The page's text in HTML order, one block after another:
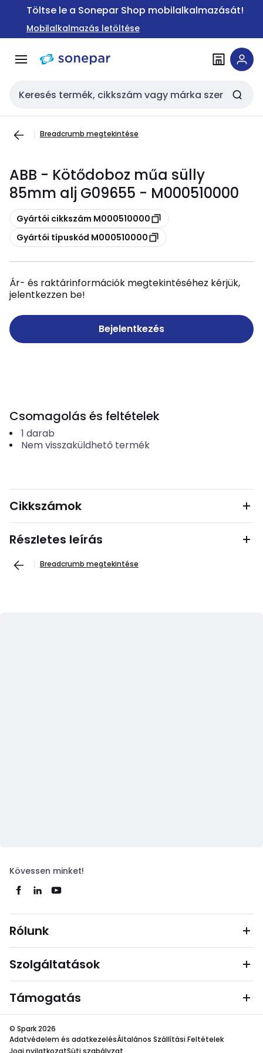
Ugrás a
Ugrás a
tartalomra
Töltse le a Sonepar Shop mobilalkalmazását!
Mobilalkalmazás letöltése
Keresési bemenet
Breadcrumb megtekintése
ABB - Kötődoboz műa sülly
85mm alj G09655 - M000510000
Másolás
Gyártói cikkszám M000510000
Másolás
Gyártói típuskód M000510000
Ár- és raktárinformációk megtekintéséhez kérjük,
jelentkezzen be!
Bejelentkezés
Csomagolás és feltételek
1 darab
Nem visszaküldhető termék
Cikkszámok
Részletes leírás
Breadcrumb megtekintése
Kövessen minket!
Rólunk
Szolgáltatások
Támogatás
© Spark 2026
Adatvédelem és adatkezelésÁltalános Szállítási Feltételek
Jogi nyilatkozatSüti szabályzat